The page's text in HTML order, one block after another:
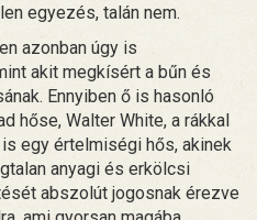
egyezés, talán nem.
azonban úgy is
akit megkísért a bűn és
Ennyiben ő is hasonló
hőse, Walter White, a rákkal
egy értelmiségi hős, akinek
anyagi és erkölcsi
abszolút jogosnak érezve